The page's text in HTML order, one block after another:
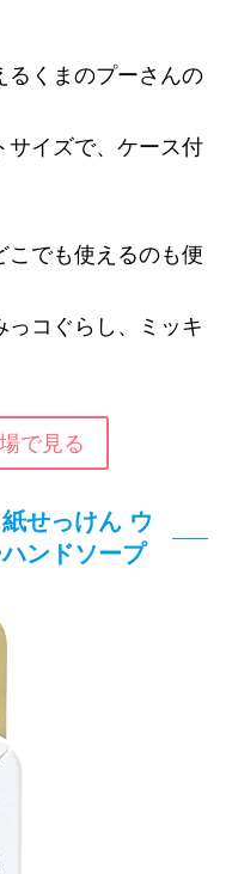
るくまのプーさんの
サイズで、ケース付
こでも使えるのも便
っコぐらし、ミッキ
で見る
せっけん ウ
ンドソープ